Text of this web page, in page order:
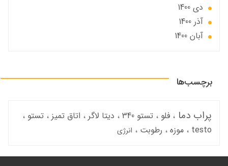
دی 1400
آذر 1400
آبان 1400
برچسب‌ها
پراب دما فلو تستو 340 دیتا لاگر اتاق تمیز
تستو
testo
موزه رطوبت انرژی